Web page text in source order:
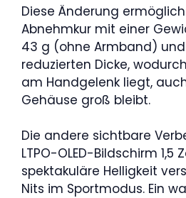
Diese Änderung
Abnehmkur mit einer
43 g (ohne Armband)
reduzierten Dicke,
am Handgelenk liegt,
Gehäuse groß bleibt.
Die andere sichtbare
LTPO-OLED-Bildschirm 1,5
spektakuläre Helligkeit
Nits im Sportmodus. Ein